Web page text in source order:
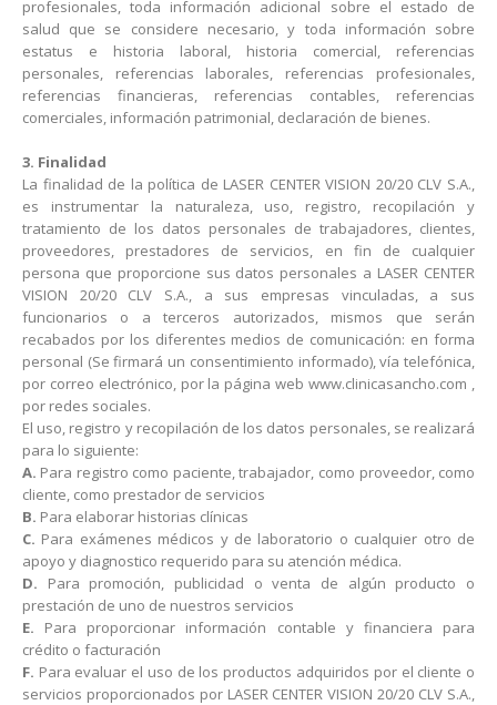
profesionales, toda información adicional sobre el estado de
salud que se considere necesario, y toda información sobre
estatus e historia laboral, historia comercial, referencias
personales, referencias laborales, referencias profesionales,
referencias financieras, referencias contables, referencias
comerciales, información patrimonial, declaración de bienes.
3. Finalidad
La finalidad de la política de LASER CENTER VISION 20/20 CLV S.A.,
es instrumentar la naturaleza, uso, registro, recopilación y
tratamiento de los datos personales de trabajadores, clientes,
proveedores, prestadores de servicios, en fin de cualquier
persona que proporcione sus datos personales a LASER CENTER
VISION 20/20 CLV S.A., a sus empresas vinculadas, a sus
funcionarios o a terceros autorizados, mismos que serán
recabados por los diferentes medios de comunicación: en forma
personal (Se firmará un consentimiento informado), vía telefónica,
por correo electrónico, por la página web www.clinicasancho.com ,
por redes sociales.
El uso, registro y recopilación de los datos personales, se realizará
para lo siguiente:
A. Para registro como paciente, trabajador, como proveedor, como
cliente, como prestador de servicios
B. Para elaborar historias clínicas
C. Para exámenes médicos y de laboratorio o cualquier otro de
apoyo y diagnostico requerido para su atención médica.
D. Para promoción, publicidad o venta de algún producto o
prestación de uno de nuestros servicios
E. Para proporcionar información contable y financiera para
crédito o facturación
F. Para evaluar el uso de los productos adquiridos por el cliente o
servicios proporcionados por LASER CENTER VISION 20/20 CLV S.A.,